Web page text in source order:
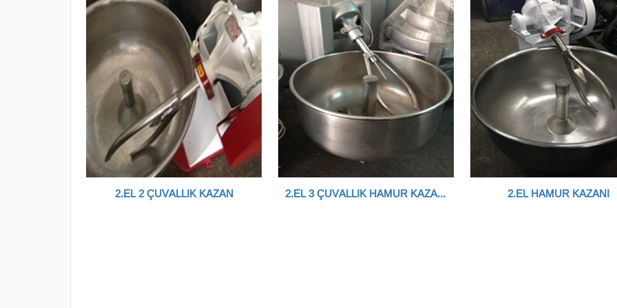
2.EL 2 ÇUVALLIK KAZAN 2.EL 3 ÇUVALLIK HAMUR KAZANI 2.EL HAMUR KAZANI